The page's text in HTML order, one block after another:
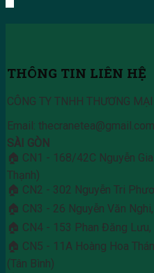
THÔNG TIN LIÊN HỆ
CÔNG TY TNHH THƯƠNG
Email: thecranetea@gmail.com
SÀI GÒN
🏠 CN1 - 168/42C Nguyễn
Thạnh)
🏠 CN2 - 302 Nguyễn Tri
🏠 CN3 - 26 Nguyễn Văn
🏠 CN4 - 153 Phan Đăng
🏠 CN5 - 11A Hoàng Hoa
(Tân Bình)